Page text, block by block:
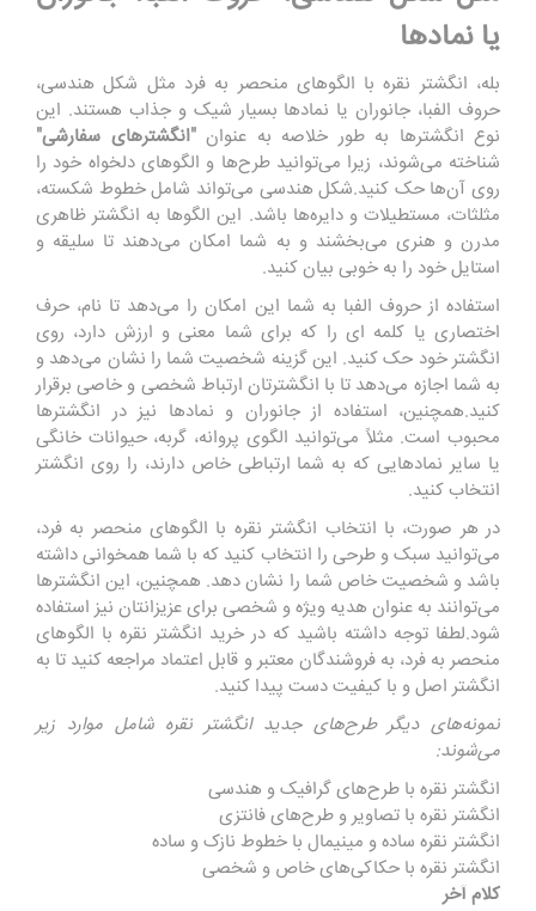
یا نمادها
بله، انگشتر نقره با الگوهای منحصر به فرد مثل شکل هندسی،
حروف الفبا، جانوران یا نمادها بسیار شیک و جذاب هستند. این
نوع انگشترها به طور خلاصه به عنوان "انگشترهای سفارشی"
شناخته می‌شوند، زیرا می‌توانید طرح‌ها و الگوهای دلخواه خود را
روی آن‌ها حک کنید.شکل هندسی می‌تواند شامل خطوط شکسته،
مثلثات، مستطیلات و دایره‌ها باشد. این الگوها به انگشتر ظاهری
مدرن و هنری می‌بخشند و به شما امکان می‌دهند تا سلیقه و
استایل خود را به خوبی بیان کنید.
استفاده از حروف الفبا به شما این امکان را می‌دهد تا نام، حرف
اختصاری یا کلمه ای را که برای شما معنی و ارزش دارد، روی
انگشتر خود حک کنید. این گزینه شخصیت شما را نشان می‌دهد و
به شما اجازه می‌دهد تا با انگشترتان ارتباط شخصی و خاصی برقرار
کنید.همچنین، استفاده از جانوران و نمادها نیز در انگشترها
محبوب است. مثلاً می‌توانید الگوی پروانه، گربه، حیوانات خانگی
یا سایر نمادهایی که به شما ارتباطی خاص دارند، را روی انگشتر
انتخاب کنید.
در هر صورت، با انتخاب انگشتر نقره با الگوهای منحصر به فرد،
می‌توانید سبک و طرحی را انتخاب کنید که با شما همخوانی داشته
باشد و شخصیت خاص شما را نشان دهد. همچنین، این انگشترها
می‌توانند به عنوان هدیه ویژه و شخصی برای عزیزانتان نیز استفاده
شود.لطفا توجه داشته باشید که در خرید انگشتر نقره با الگوهای
منحصر به فرد، به فروشندگان معتبر و قابل اعتماد مراجعه کنید تا به
انگشتر اصل و با کیفیت دست پیدا کنید.
نمونه‌های دیگر طرح‌های جدید انگشتر نقره شامل موارد زیر
می‌شوند:
انگشتر نقره با طرح‌های گرافیک و هندسی
انگشتر نقره با تصاویر و طرح‌های فانتزی
انگشتر نقره ساده و مینیمال با خطوط نازک و ساده
انگشتر نقره با حکاکی‌های خاص و شخصی
کلام آخر